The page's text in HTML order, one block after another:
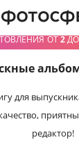
для
редактор!
ОТ2